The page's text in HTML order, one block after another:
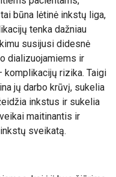
būna lėtinė inkstų liga,
tenka dažniau
susijusi didesnė
dializuojamiems ir
komplikacijų rizika. Taigi
jų darbo krūvį, sukelia
inkstus ir sukelia
maitinantis ir
sveikatą.